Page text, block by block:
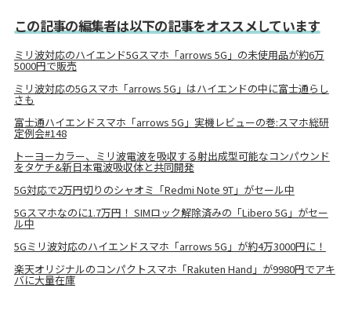
この記事の編集者は以下の記事をオススメしています
ミリ波対応のハイエンド5Gスマホ「arrows 5G」の未使用品が約6万
5000円で販売
ミリ波対応の5Gスマホ「arrows 5G」はハイエンドの中に富士通らし
さも
富士通ハイエンドスマホ「arrows 5G」実機レビューの巻:スマホ総研
定例会#148
トーヨーカラー、ミリ波電波を吸収する射出成型可能なコンパウンド
をタケチ&新日本電波吸収体と共同開発
5G対応で2万円切りのシャオミ「Redmi Note 9T」がセール中
5Gスマホなのに1.7万円！ SIMロック解除済みの「Libero 5G」がセー
ル中
5Gミリ波対応のハイエンドスマホ「arrows 5G」が約4万3000円に！
楽天オリジナルのコンパクトスマホ「Rakuten Hand」が9980円でアキ
バに大量在庫